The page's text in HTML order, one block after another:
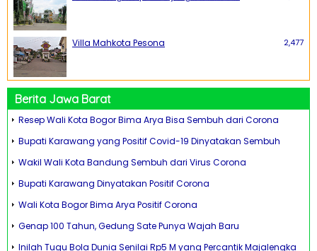
Villa Mahkota Pesona 2,477
Berita Jawa Barat
Resep Wali Kota Bogor Bima Arya Bisa Sembuh dari Corona
Bupati Karawang yang Positif Covid-19 Dinyatakan Sembuh
Wakil Wali Kota Bandung Sembuh dari Virus Corona
Bupati Karawang Dinyatakan Positif Corona
Wali Kota Bogor Bima Arya Positif Corona
Genap 100 Tahun, Gedung Sate Punya Wajah Baru
Inilah Tugu Bola Dunia Senilai Rp5 M yang Percantik Majalengka